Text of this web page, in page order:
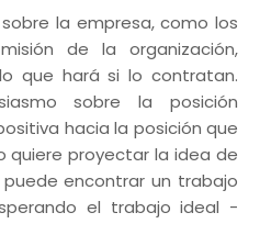
la empresa, como los
de la organización,
que hará si lo contratan.
sobre la posición
hacia la posición que
quiere proyectar la idea de
encontrar un trabajo
el trabajo ideal -